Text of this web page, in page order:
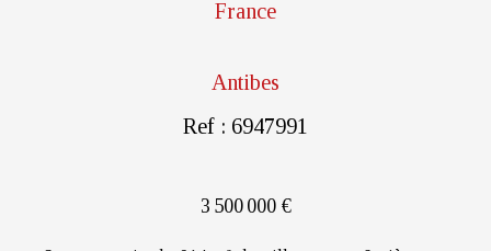
France
Antibes
Ref : 6947991
3 500 000 €